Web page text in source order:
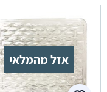
אזל מהמלאי